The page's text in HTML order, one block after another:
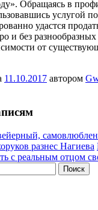
Обращаясь в
услугой
удастся
и без разнообразных
от
11.10.2017 автором
разнес Нагиева
с реальным отцом